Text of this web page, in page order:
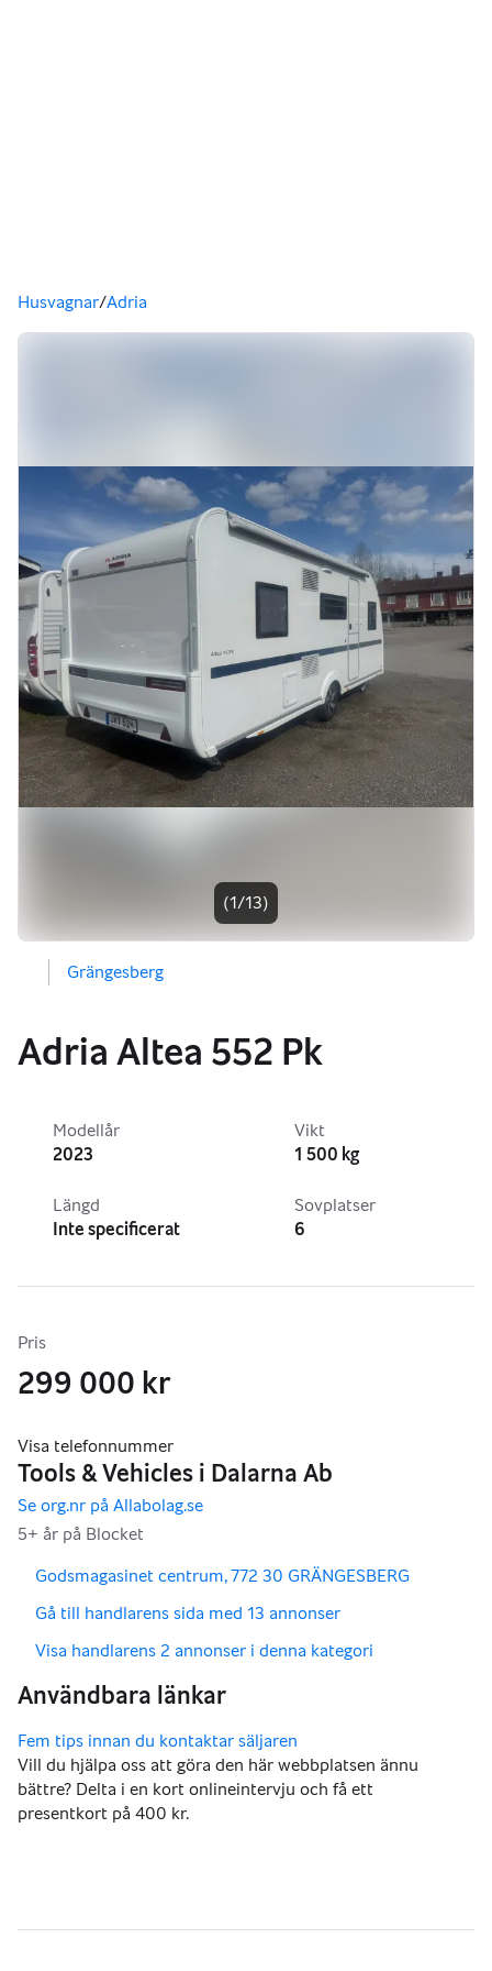
Du är här
Husvagnar/Adria
Bildgalleri
(1/13)
Grängesberg
Adria Altea 552 Pk
Modellår
2023
Vikt
1 500 kg
Längd
Inte specificerat
Sovplatser
6
Pris
299 000 kr
,
Godsmagasinet centrum, 772 30 GRÄNGESBERG
Gå till handlarens sida med 13 annonser
Visa handlarens 2 annonser i denna kategori
Vill du hjälpa oss att göra den här webbplatsen ännu
bättre? Delta i en kort onlineintervju och få ett
presentkort på 400 kr.